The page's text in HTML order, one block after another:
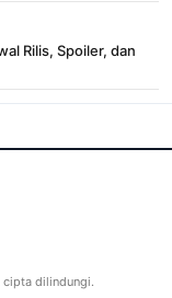
Rilis, Spoiler, dan
dilindungi.